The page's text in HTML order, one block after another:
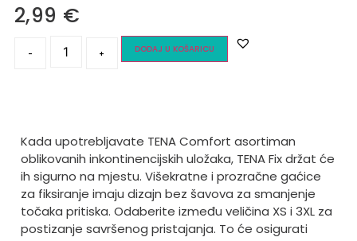
2,99 €
- + DODAJ U KOŠARICU
Kada upotrebljavate TENA Comfort asortiman
oblikovanih inkontinencijskih uložaka, TENA Fix držat će
ih sigurno na mjestu. Višekratne i prozračne gaćice
za fiksiranje imaju dizajn bez šavova za smanjenje
točaka pritiska. Odaberite između veličina XS i 3XL za
postizanje savršenog pristajanja. To će osigurati